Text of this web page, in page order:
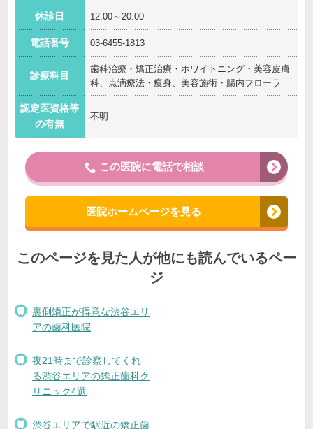
休診日 12:00～20:00
電話番号 03-6455-1813
診療科目
歯科治療・矯正治療・ホワイトニング・美容皮膚
科、点滴療法・痩身、美容施術・腸内フローラ
認定医資格等
の有無
不明
この医院に電話で相談
医院ホームページを見る
このページを見た人が他にも読んでいるペー
ジ
裏側矯正が得意な渋谷エリ
アの歯科医院
夜21時まで診察してくれ
る渋谷エリアの矯正歯科ク
リニック4選
渋谷エリアで駅近の矯正歯